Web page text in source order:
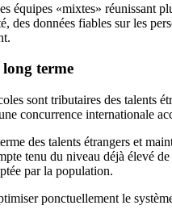
équipes «mixtes» réunissant
données fiables sur les
terme
sont tributaires des
concurrence internationale
des talents étrangers et
tenu du niveau déjà élevé
par la population.
ponctuellement le